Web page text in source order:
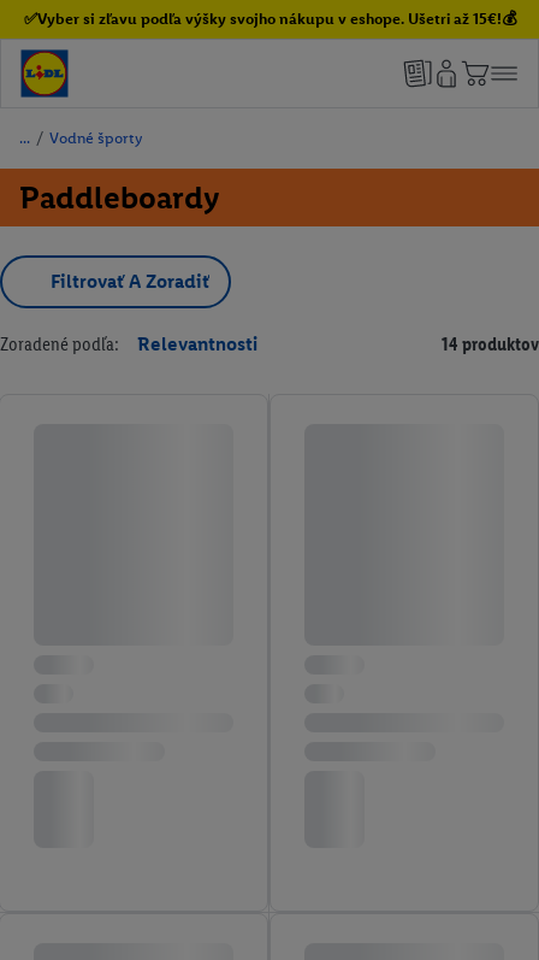
✅Vyber si zľavu podľa výšky svojho nákupu v eshope. Ušetri až 15€!💰
/ Vodné športy
Paddleboardy
Filtrovať A Zoradiť
Zoradené podľa: Relevantnosti 14 produktov